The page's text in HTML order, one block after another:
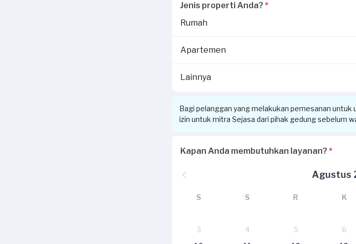
Jenis properti Anda? *
Rumah
Apartemen
Lainnya
Bagi pelanggan yang melakukan pemesanan
izin untuk mitra Sejasa dari pihak gedung sebelum
Kapan Anda membutuhkan layanan? *
Agustus
S S R K
3
4 5 6